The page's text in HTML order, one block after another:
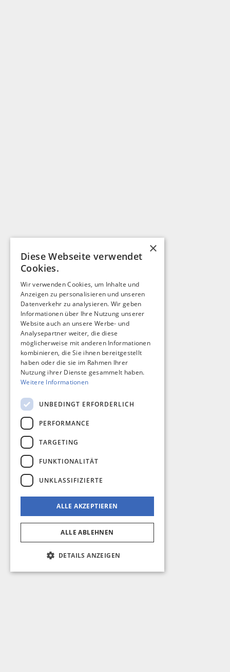
×
Diese Webseite verwendet
Cookies.
Wir verwenden Cookies, um Inhalte und
Anzeigen zu personalisieren und unseren
Datenverkehr zu analysieren. Wir geben
Informationen über Ihre Nutzung unserer
Website auch an unsere Werbe- und
Analysepartner weiter, die diese
möglicherweise mit anderen Informationen
kombinieren, die Sie ihnen bereitgestellt
haben oder die sie im Rahmen Ihrer
Nutzung ihrer Dienste gesammelt haben.
Weitere Informationen
UNBEDINGT ERFORDERLICH
PERFORMANCE
TARGETING
FUNKTIONALITÄT
UNKLASSIFIZIERTE
ALLE AKZEPTIEREN
ALLE ABLEHNEN
DETAILS ANZEIGEN